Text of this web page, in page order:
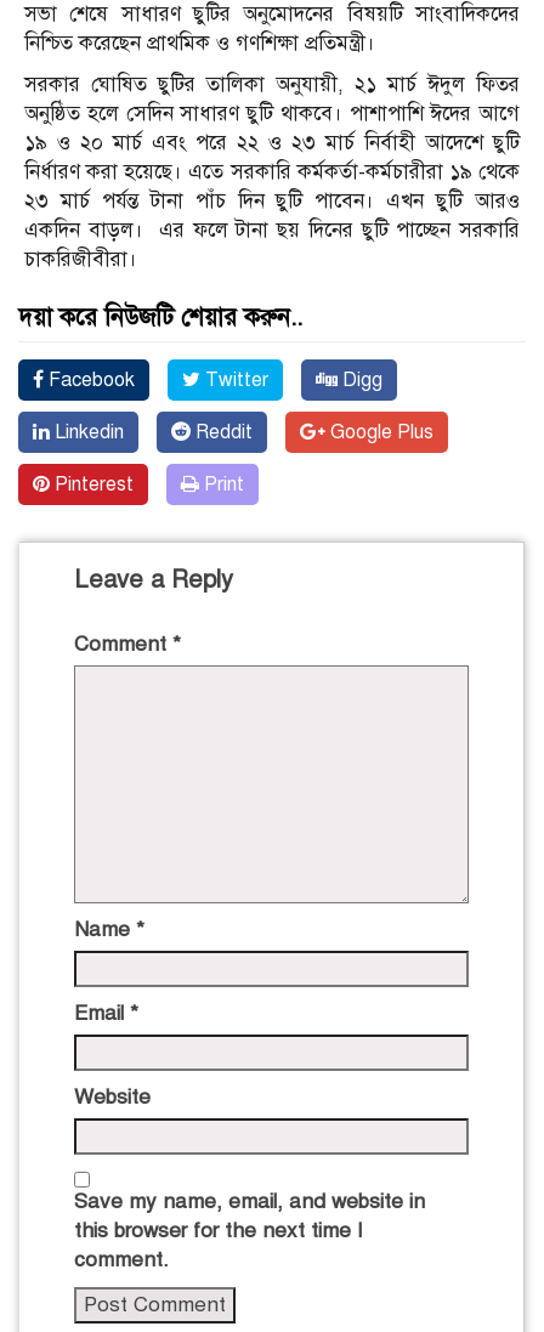
সভা শেষে সাধারণ ছুটির অনুমোদনের বিষয়টি সাংবাদিকদের
নিশ্চিত করেছেন প্রাথমিক ও গণশিক্ষা প্রতিমন্ত্রী।
সরকার ঘোষিত ছুটির তালিকা অনুযায়ী, ২১ মার্চ ঈদুল ফিতর
অনুষ্ঠিত হলে সেদিন সাধারণ ছুটি থাকবে। পাশাপাশি ঈদের আগে
১৯ ও ২০ মার্চ এবং পরে ২২ ও ২৩ মার্চ নির্বাহী আদেশে ছুটি
নির্ধারণ করা হয়েছে। এতে সরকারি কর্মকর্তা-কর্মচারীরা ১৯ থেকে
২৩ মার্চ পর্যন্ত টানা পাঁচ দিন ছুটি পাবেন। এখন ছুটি আরও
একদিন বাড়ল। এর ফলে টানা ছয় দিনের ছুটি পাচ্ছেন সরকারি
চাকরিজীবীরা।
দয়া করে নিউজটি শেয়ার করুন..
Facebook Twitter Digg
Linkedin Reddit Google Plus
Pinterest Print
Leave a Reply
Comment *
Name *
Email *
Website
Save my name, email, and website in
this browser for the next time I
comment.